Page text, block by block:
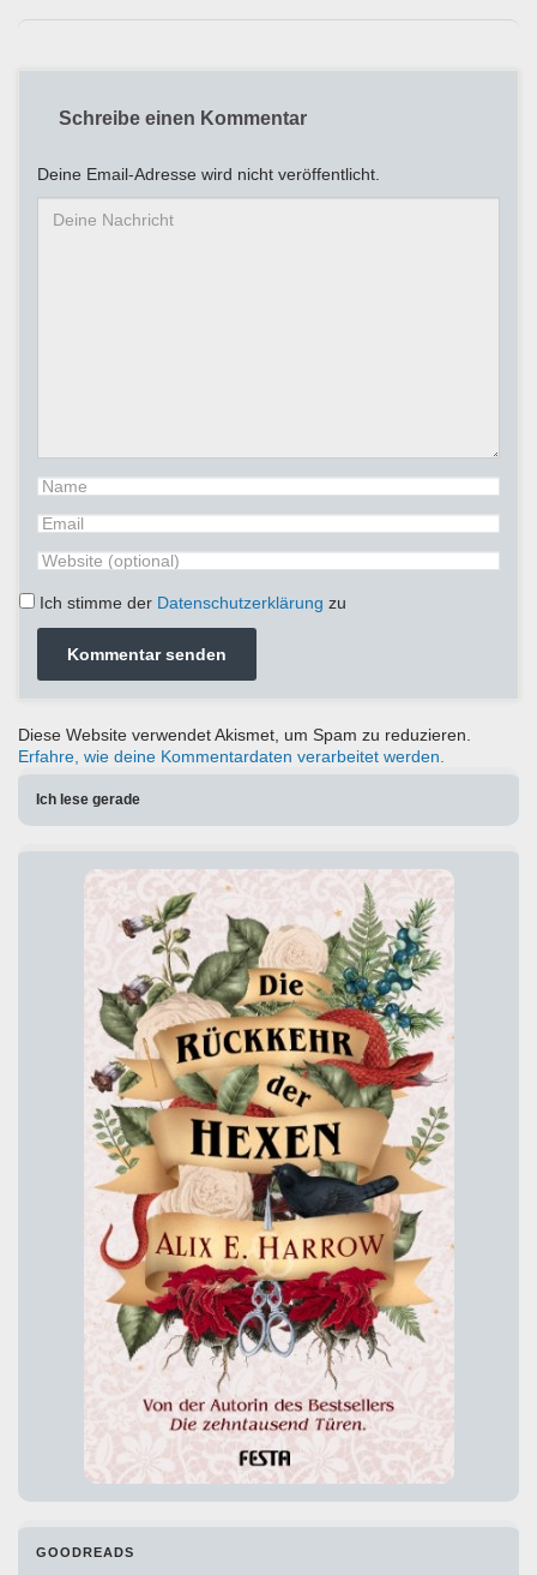
Schreibe einen Kommentar
Deine Email-Adresse wird nicht veröffentlicht.
Ich stimme der Datenschutzerklärung zu
Diese Website verwendet Akismet, um Spam zu reduzieren.
Erfahre, wie deine Kommentardaten verarbeitet werden.
Ich lese gerade
GOODREADS